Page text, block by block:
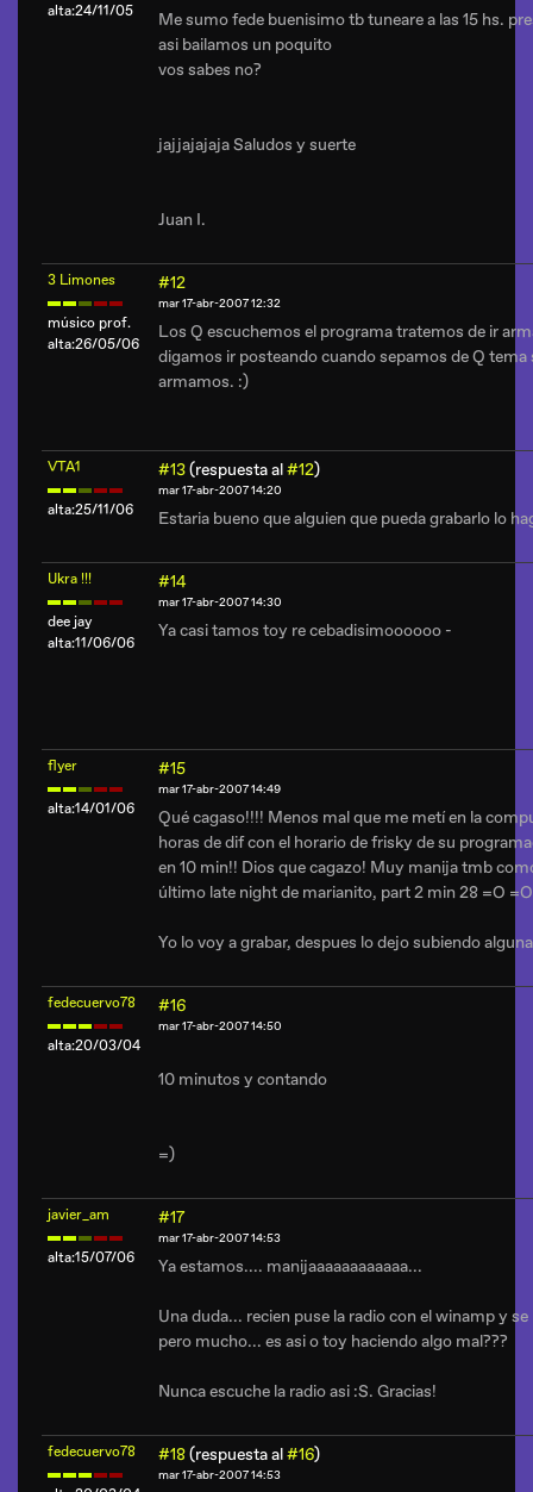
alta:24/11/05
Me sumo fede buenisimo tb tuneare a las 15 hs.
asi bailamos un poquito
vos sabes no?
jajjajajaja Saludos y suerte
Juan I.
3 Limones
músico prof.
alta:26/05/06
#12
mar 17-abr-2007 12:32
Los Q escuchemos el programa tratemos de ir
digamos ir posteando cuando sepamos de Q tema
armamos. :)
VTA1
alta:25/11/06
#13(respuesta al#12)
mar 17-abr-2007 14:20
Estaria bueno que alguien que pueda grabarlo lo
Ukra !!!
dee jay
alta:11/06/06
#14
mar 17-abr-2007 14:30
Ya casi tamos toy re cebadisimoooooo -
flyer
alta:14/01/06
#15
mar 17-abr-2007 14:49
Qué cagaso!!!! Menos mal que me metí en la
horas de dif con el horario de frisky de su
en 10 min!! Dios que cagazo! Muy manija tmb
último late night de marianito, part 2 min 28 =O
Yo lo voy a grabar, despues lo dejo subiendo
fedecuervo78
alta:20/03/04
#16
mar 17-abr-2007 14:50
10 minutos y contando
=)
javier_am
alta:15/07/06
#17
mar 17-abr-2007 14:53
Ya estamos.... manijaaaaaaaaaaaa...
Una duda... recien puse la radio con el winamp y
pero mucho... es asi o toy haciendo algo mal???
Nunca escuche la radio asi :S. Gracias!
fedecuervo78 #18(respuesta al#16)
mar 17-abr-2007 14:53